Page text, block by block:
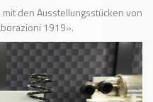
den Ausstellungsstücken von
1919».